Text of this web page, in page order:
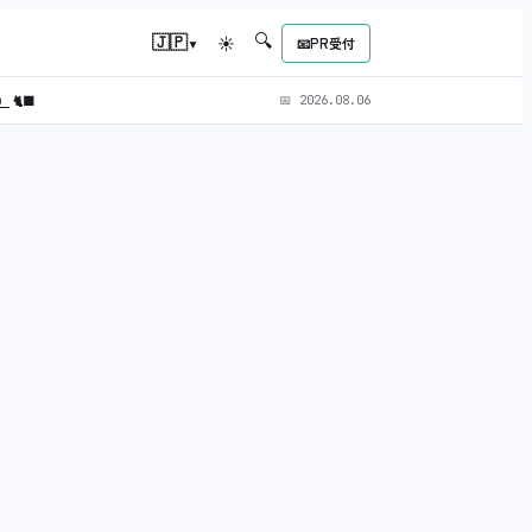
🇯🇵▾ ☀ 🔍 📧PR受付
🐈‍⬛ 📅 2026.08.06